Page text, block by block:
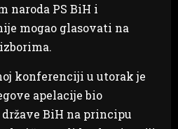
naroda PS BiH i
mogao glasovati na
konferenciji u utorak je
apelacije bio
BiH na principu